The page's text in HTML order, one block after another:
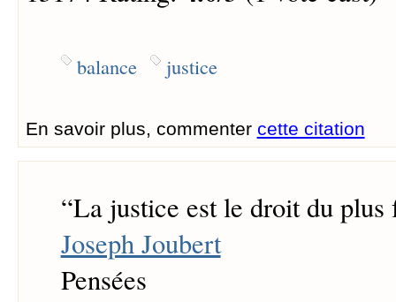
balance justice
En savoir plus, commenter cette citation
“La justice est le droit du plus
Joseph Joubert
Pensées